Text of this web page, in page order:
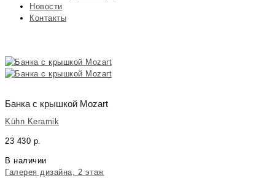
Новости
Контакты
Банка с крышкой Mozart
Kühn Keramik
23 430 р.
В наличии
Галерея дизайна, 2 этаж